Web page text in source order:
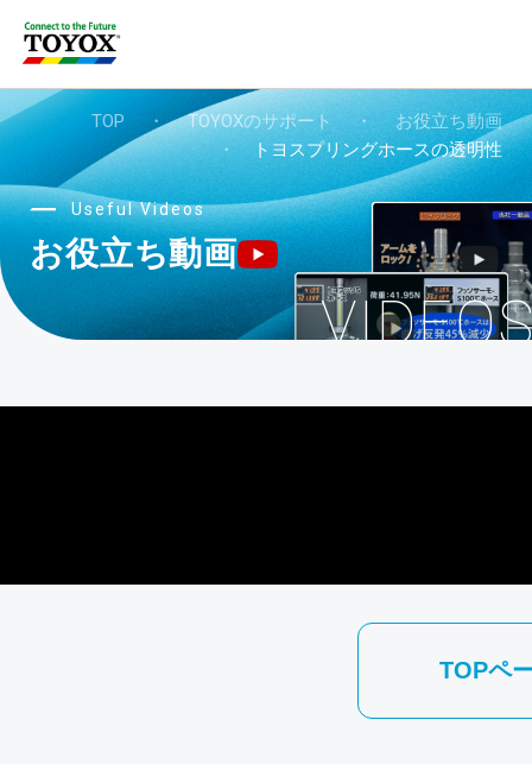
TOP ・ TOYOXのサポート ・
お役立ち動画
・
トヨスプリングホースの透明性
Useful Videos
お役立ち動画
TOPペ